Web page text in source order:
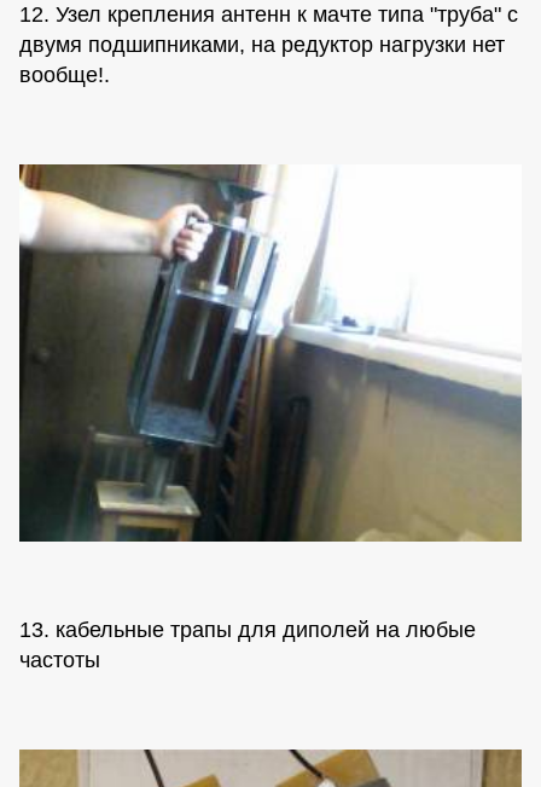
12. Узел крепления антенн к мачте типа "труба" с
двумя подшипниками, на редуктор нагрузки нет
вообще!.
13. кабельные трапы для диполей на любые
частоты